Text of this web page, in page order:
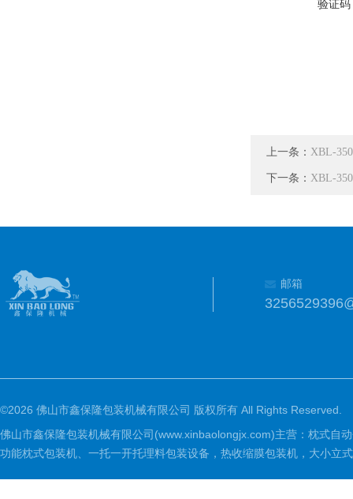
验证码
上一条： XBL-
下一条： XBL-
邮箱
©2026 佛山市鑫保隆包装机械有限公司 版权所有 All Rights Reserved.
佛山市鑫保隆包装机械有限公司(www.xinbaolongjx.com)主营：枕式自
功能枕式包装机、一托一开托理料包装设备，热收缩膜包装机，大小立